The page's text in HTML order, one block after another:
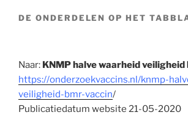
DE ONDERDELEN OP HET
Naar: KNMP halve waarheid
https://onderzoekvaccins.nl/knmp-
veiligheid-bmr-vaccin/
Publicatiedatum website 21-05-2020